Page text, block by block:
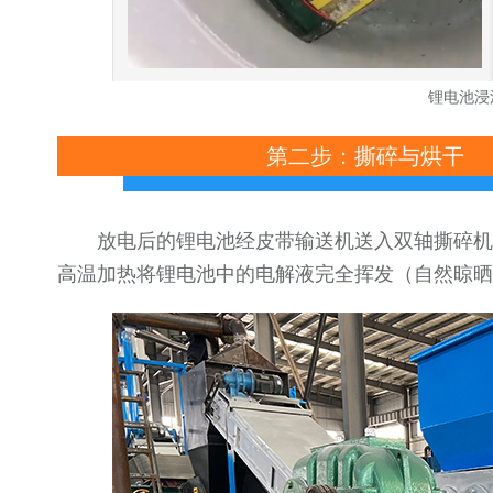
锂电池
第二步：撕碎与烘干
放电后的锂电池经皮带输送机送入双轴撕碎
高温加热将锂电池中的电解液完全挥发（自然晾